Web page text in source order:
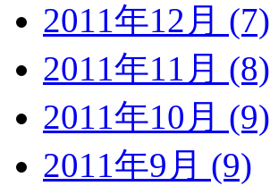
2011年12月 (7)
2011年11月 (8)
2011年10月 (9)
2011年9月 (9)